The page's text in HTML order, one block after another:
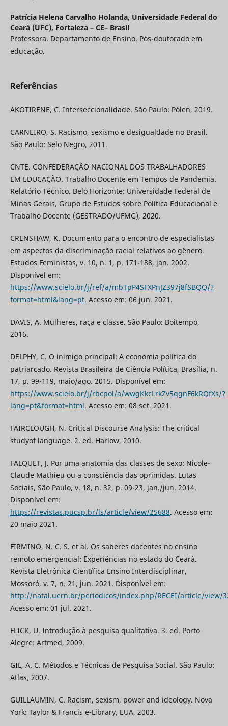
Patrícia Helena Carvalho Holanda, Universidade Federal do
Ceará (UFC), Fortaleza – CE– Brasil
Professora. Departamento de Ensino. Pós-doutorado em
educação.
Referências
AKOTIRENE, C. Interseccionalidade. São Paulo: Pólen, 2019.
CARNEIRO, S. Racismo, sexismo e desigualdade no Brasil.
São Paulo: Selo Negro, 2011.
CNTE. CONFEDERAÇÃO NACIONAL DOS TRABALHADORES
EM EDUCAÇÃO. Trabalho Docente em Tempos de Pandemia.
Relatório Técnico. Belo Horizonte: Universidade Federal de
Minas Gerais, Grupo de Estudos sobre Política Educacional e
Trabalho Docente (GESTRADO/UFMG), 2020.
CRENSHAW, K. Documento para o encontro de especialistas
em aspectos da discriminação racial relativos ao gênero.
Estudos Feministas, v. 10, n. 1, p. 171-188, jan. 2002.
Disponível em:
https://www.scielo.br/j/ref/a/mbTpP4SFXPnJZ397j8fSBQQ/?
format=html&lang=pt. Acesso em: 06 jun. 2021.
DAVIS, A. Mulheres, raça e classe. São Paulo: Boitempo,
2016.
DELPHY, C. O inimigo principal: A economia política do
patriarcado. Revista Brasileira de Ciência Política, Brasília, n.
17, p. 99-119, maio/ago. 2015. Disponível em:
https://www.scielo.br/j/rbcpol/a/wwgKkcLrkZv5qgnF6kRQfXs/?
lang=pt&format=html. Acesso em: 08 set. 2021.
FAIRCLOUGH, N. Critical Discourse Analysis: The critical
studyof language. 2. ed. Harlow, 2010.
FALQUET, J. Por uma anatomia das classes de sexo: Nicole-
Claude Mathieu ou a consciência das oprimidas. Lutas
Sociais, São Paulo, v. 18, n. 32, p. 09-23, jan./jun. 2014.
Disponível em:
https://revistas.pucsp.br/ls/article/view/25688. Acesso em:
20 maio 2021.
FIRMINO, N. C. S. et al. Os saberes docentes no ensino
remoto emergencial: Experiências no estado do Ceará.
Revista Eletrônica Científica Ensino Interdisciplinar,
Mossoró, v. 7, n. 21, jun. 2021. Disponível em:
http://natal.uern.br/periodicos/index.php/RECEI/article/view/
Acesso em: 01 jul. 2021.
FLICK, U. Introdução à pesquisa qualitativa. 3. ed. Porto
Alegre: Artmed, 2009.
GIL, A. C. Métodos e Técnicas de Pesquisa Social. São Paulo:
Atlas, 2007.
GUILLAUMIN, C. Racism, sexism, power and ideology. Nova
York: Taylor & Francis e-Library, EUA, 2003.